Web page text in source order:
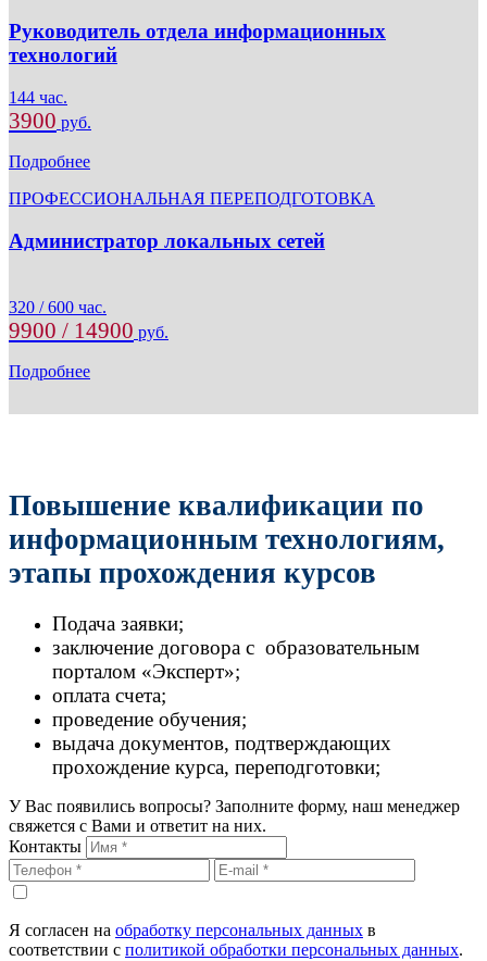
Руководитель отдела информационных
технологий
144 час.
3900 руб.
Подробнее
ПРОФЕССИОНАЛЬНАЯ ПЕРЕПОДГОТОВКА
Администратор локальных сетей
320 / 600 час.
9900 / 14900 руб.
Подробнее
Повышение квалификации по
информационным технологиям,
этапы прохождения курсов
Подача заявки;
заключение договора с образовательным
порталом «Эксперт»;
оплата счета;
проведение обучения;
выдача документов, подтверждающих
прохождение курса, переподготовки;
У Вас появились вопросы? Заполните форму, наш менеджер
свяжется с Вами и ответит на них.
Контакты
Я согласен на обработку персональных данных в
соответствии с политикой обработки персональных данных.